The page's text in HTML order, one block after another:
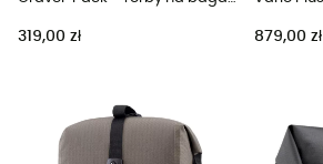
319,00 zł 879,00 zł